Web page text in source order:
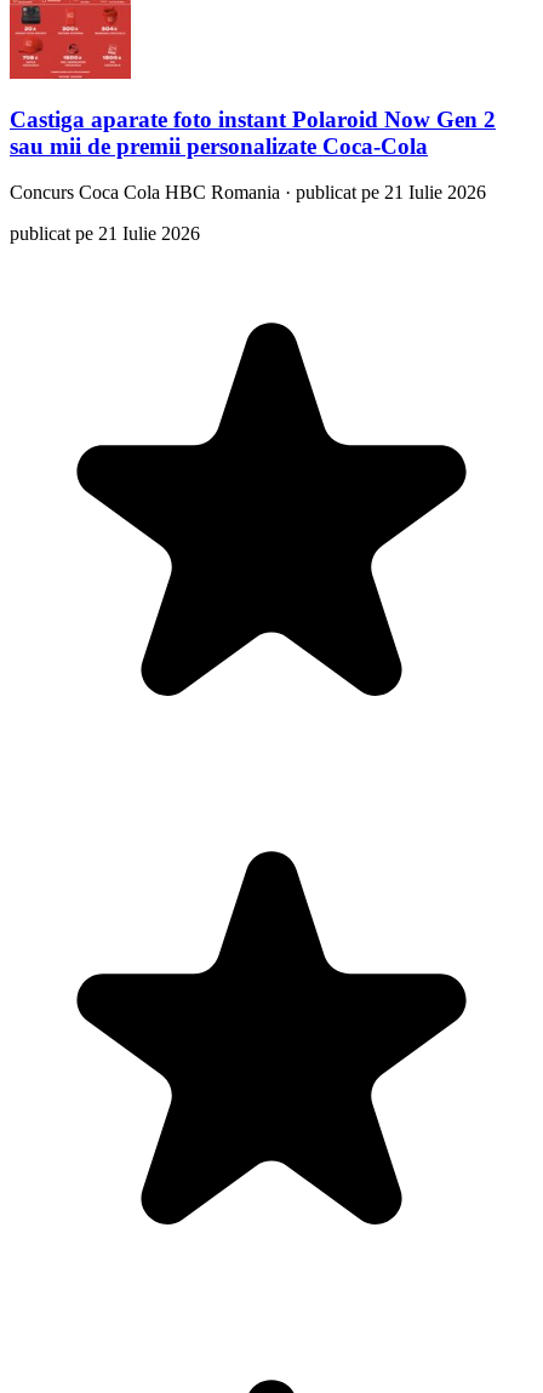
Castiga aparate foto instant Polaroid Now Gen 2
sau mii de premii personalizate Coca-Cola
Concurs Coca Cola HBC Romania · publicat pe 21 Iulie 2026
publicat pe 21 Iulie 2026